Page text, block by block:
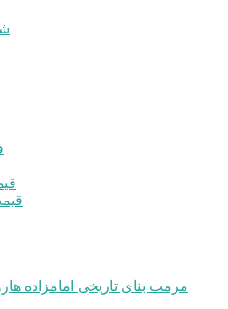
مرمت بنای تاریخی امامزاده